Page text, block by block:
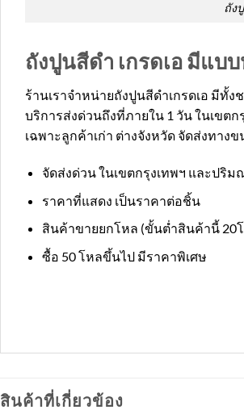
ถัง
ถังปูนสีดำ เกรดเอ มีแบ
ร้านเราจำหน่ายถังปูนสีดำเกรดเอ มีทั้
บริการส่งด่วนถึงที่ภายใน 1 วัน ในเข
เฉพาะลูกค้าเก่า ต่างจังหวัด จัดส่งทาง
จัดส่งด่วน ในเขตกรุงเทพฯ และปริ
ราคาที่แสดง เป็นราคาต่อชิ้น
สินค้าขายยกโหล (ขั้นต่ำสินค้านี้ 20
ซื้อ 50 โหลขึ้นไป มีราคาพิเศษ
สินค้าที่เกี่ยวข้อง